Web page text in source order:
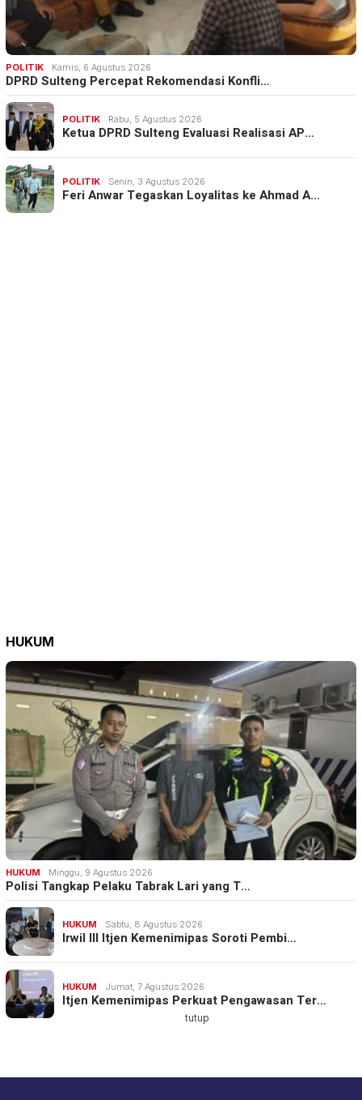
POLITIK Kamis, 6 Agustus 2026
DPRD Sulteng Percepat Rekomendasi Konfli…
POLITIK Rabu, 5 Agustus 2026
Ketua DPRD Sulteng Evaluasi Realisasi AP…
POLITIK Senin, 3 Agustus 2026
Feri Anwar Tegaskan Loyalitas ke Ahmad A…
HUKUM
HUKUM Minggu, 9 Agustus 2026
Polisi Tangkap Pelaku Tabrak Lari yang T…
HUKUM Sabtu, 8 Agustus 2026
Irwil III Itjen Kemenimipas Soroti Pembi…
HUKUM Jumat, 7 Agustus 2026
Itjen Kemenimipas Perkuat Pengawasan Ter…
tutup